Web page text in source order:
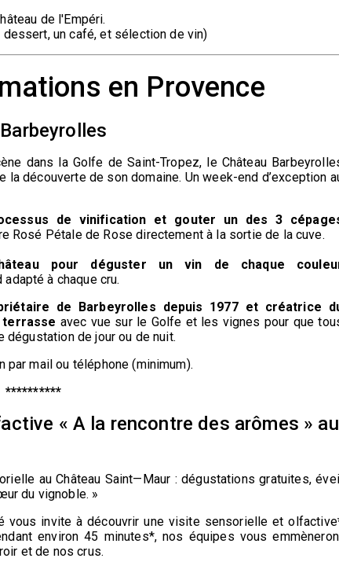
de l'Empéri.
dessert, un café, et sélection de vin)
en Provence
dans la Golfe de Saint-Tropez, le Château
la découverte de son domaine. Unweek-end d’exception
de vinification et gouter un des 3
Rosé Pétale de Rose directement à la sortie de la cuve.
pour déguster un vin de chaque
adapté à chaque cru.
de Barbeyrolles depuis 1977 et créatrice
terrasse avec vue sur le Golfe et les vignes pour que
dégustation de jour ou de nuit.
mail ou téléphone (minimum).
**********
« A la rencontre des arômes » au
au Château Saint—Maur : dégustations gratuites,
du vignoble. »
vous invite à découvrir une visite sensorielle et
environ 45 minutes*, nos équipes vous
et de nos crus.